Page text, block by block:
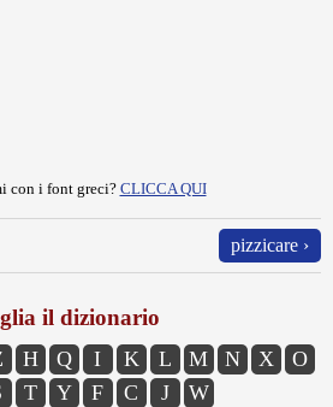
con i font greci? CLICCA QUI
pizzicare ›
il dizionario
H Q I K L M N X
O
T Y F C J W